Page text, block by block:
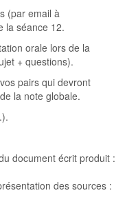
(par email à
la séance 12.
orale lors de la
+ questions).
pairs qui devront
la note globale.
document écrit produit :
des sources :